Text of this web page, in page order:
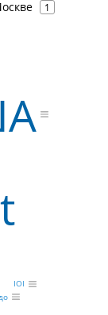
1
IOI